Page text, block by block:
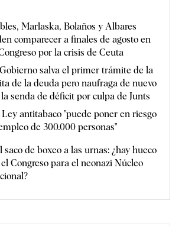
Marlaska, Bolaños y Albares
comparecer a finales de agosto en
por la crisis de Ceuta
salva el primer trámite de la
de la deuda pero naufraga de nuevo
senda de déficit por culpa de Junts
antitabaco "puede poner en riesgo
de 300.000 personas"
saco de boxeo a las urnas: ¿hay hueco
Congreso para el neonazi Núcleo